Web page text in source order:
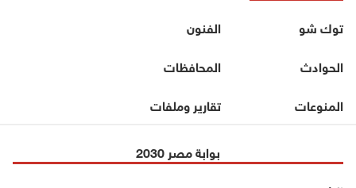
توك شو
الفنون
الحوادث
المحافظات
المنوعات
تقارير وملفات
بوابة مصر 2030